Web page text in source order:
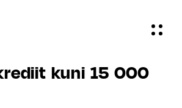
kuni 15 000